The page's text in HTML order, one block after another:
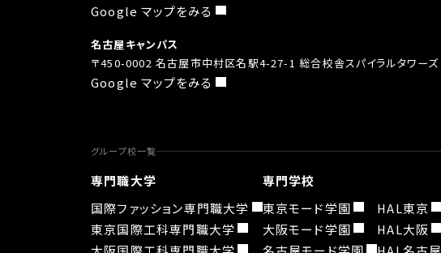
Google マップをみる
名古屋キャンパス
〒450-0002 名古屋市中村区名駅4-27-1 総合校舎スパイラルタワーズ
Google マップをみる
グループ校一覧
専門職大学
国際ファッション専門職大学
東京国際工科専門職大学
専門学校
東京モード学園
大阪モード学園
HAL東京
HAL大阪